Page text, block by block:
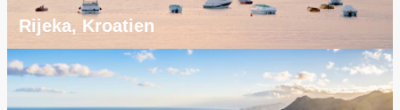
Rijeka, Kroatien